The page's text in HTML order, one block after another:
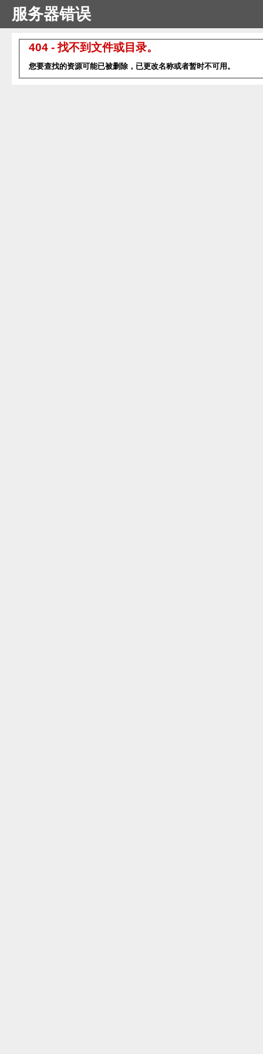
服务器错误
404 - 找不到文件或目录。
您要查找的资源可能已被删除，已更改名称或者暂时不可用。